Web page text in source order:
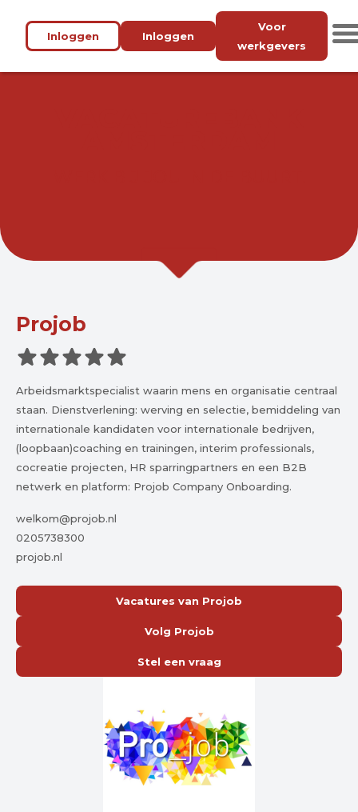
Inloggen Inloggen
Voor
werkgevers
Projob
Arbeidsmarktspecialist waarin mens en organisatie centraal
staan. Dienstverlening: werving en selectie, bemiddeling van
internationale kandidaten voor internationale bedrijven,
(loopbaan)coaching en trainingen, interim professionals,
cocreatie projecten, HR sparringpartners en een B2B
netwerk en platform: Projob Company Onboarding.
welkom@projob.nl
0205738300
projob.nl
Vacatures van Projob
Volg Projob
Stel een vraag